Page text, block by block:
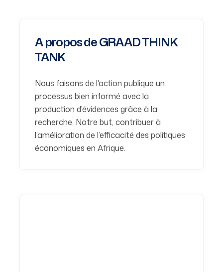
A propos de GRAAD THINK
TANK
Nous faisons de l'action publique un
processus bien informé avec la
production d'évidences grâce à la
recherche. Notre but, contribuer à
l’amélioration de l’efficacité des politiques
économiques en Afrique.